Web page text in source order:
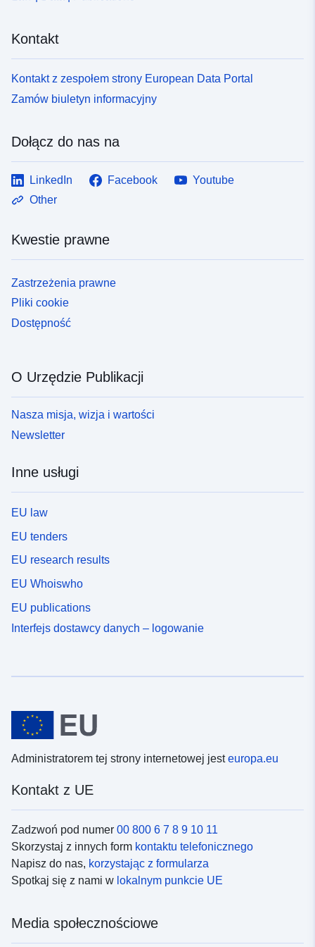
Kontakt
Kontakt z zespołem strony European Data Portal
Zamów biuletyn informacyjny
Dołącz do nas na
LinkedIn Facebook
Youtube
Other
Kwestie prawne
Zastrzeżenia prawne
Pliki cookie
Dostępność
O Urzędzie Publikacji
Nasza misja, wizja i wartości
Newsletter
Inne usługi
EU law
EU tenders
EU research results
EU Whoiswho
EU publications
Interfejs dostawcy danych – logowanie
Administratorem tej strony internetowej jesteuropa.eu
Kontakt z UE
Zadzwoń pod numer 00 800 6 7 8 9 10 11
Skorzystaj z innych form kontaktu telefonicznego
Napisz do nas, korzystając z formularza
Spotkaj się z nami w lokalnym punkcie UE
Media społecznościowe